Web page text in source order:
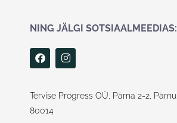
NING JÄLGI SOTSIAALMEEDIAS:
F
a
c
b
o
o
I
n
s
a
g
Tervise Progress OÜ, Pärna 2-2, Pärnu,
80014